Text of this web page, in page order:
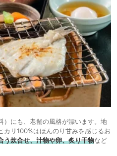
）にも、老舗の風格が漂います。地
カリ100%はほんのり甘みを感じるお
う炊合せ、汁物や卵、炙り干物など